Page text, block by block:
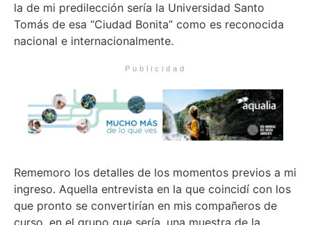
la de mi predilección sería la Universidad Santo
Tomás de esa “Ciudad Bonita” como es reconocida
nacional e internacionalmente.
Publicidad
Rememoro los detalles de los momentos previos a mi
ingreso. Aquella entrevista en la que coincidí con los
que pronto se convertirían en mis compañeros de
curso, en el grupo que sería, una muestra de la